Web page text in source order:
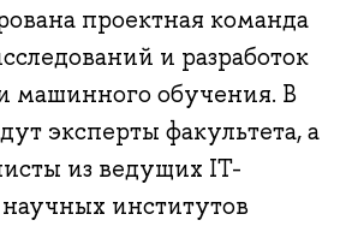
проектная команда
и разработок
машинного обучения. В
эксперты факультета, а
из ведущих IT-
институтов